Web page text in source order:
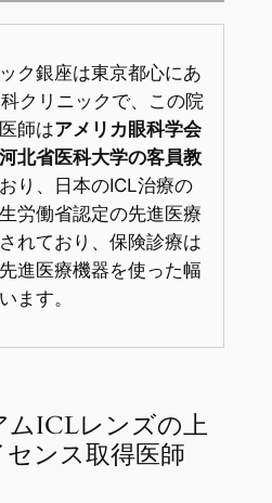
ク銀座は東京都心にあ
クリニックで、この院
師はアメリカ眼科学会
北省医科大学の客員教
り、日本のICL治療の
労働省認定の先進医療
れており、保険診療は
進医療機器を使った幅
ます。
ムICLレンズの上
ンス取得医師